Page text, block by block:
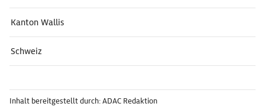
Kanton Wallis
Schweiz
Inhalt bereitgestellt durch: ADAC Redaktion